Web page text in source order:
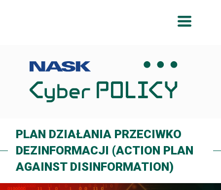
PLAN DZIAŁANIA PRZECIWKO
DEZINFORMACJI (ACTION PLAN
AGAINST DISINFORMATION)